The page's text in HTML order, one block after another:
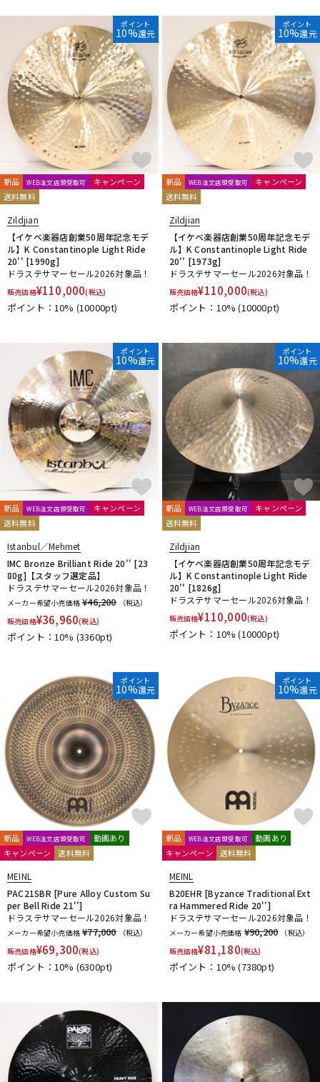
キョーリツ リットーミュージック
建光ドラム工房
小出 koide
FRANKEN CYMBAL
Dr.Case
ぼっち・ざ・ろっく！
Tandem Drums
ポイント
10%還元
新品 WEB注文店頭受取可
キャンペーン
送料無料
Zildjian
【イケベ楽器店創業50周年記念モデ
ル】K Constantinople Light Ride
20'' [1990g]
ドラステサマーセール2026対象品！
販売価格¥110,000(税込)
ポイント：10% (10000pt)
ポイント
10%還元
新品 WEB注文店頭受取可
キャンペーン
送料無料
Zildjian
【イケベ楽器店創業50周年記念モデ
ル】K Constantinople Light Ride
20'' [1973g]
ドラステサマーセール2026対象品！
販売価格¥110,000(税込)
ポイント：10%(10000pt)
ポイント
10%還元
新品 WEB注文店頭受取可
キャンペーン
送料無料
Istanbul／Mehmet
IMC Bronze Brilliant Ride 20'' [23
80g]【スタッフ選定品】
ドラステサマーセール2026対象品！
メーカー希望小売価格 ¥46,200
（税込）
販売価格¥36,960(税込)
ポイント：10% (3360pt)
ポイント
10%還元
新品 WEB注文店頭受取可
キャンペーン
送料無料
Zildjian
【イケベ楽器店創業50周年記念モデ
ル】K Constantinople Light Ride
20'' [1826g]
ドラステサマーセール2026対象品！
販売価格¥110,000(税込)
ポイント：10%(10000pt)
ポイント
10%還元
新品 WEB注文店頭受取可
動画あり
キャンペーン
送料無料
MEINL
PAC21SBR [Pure Alloy Custom Su
per Bell Ride 21'']
ドラステサマーセール2026対象品！
メーカー希望小売価格 ¥77,000
（税込）
販売価格¥69,300(税込)
ポイント：10% (6300pt)
ポイント
10%還元
新品 WEB注文店頭受取可
動画あり
キャンペーン
送料無料
MEINL
B20EHR [Byzance Traditional Ext
ra Hammered Ride 20'']
ドラステサマーセール2026対象品！
メーカー希望小売価格 ¥90,200
（税込）
販売価格¥81,180(税込)
ポイント：10%(7380pt)